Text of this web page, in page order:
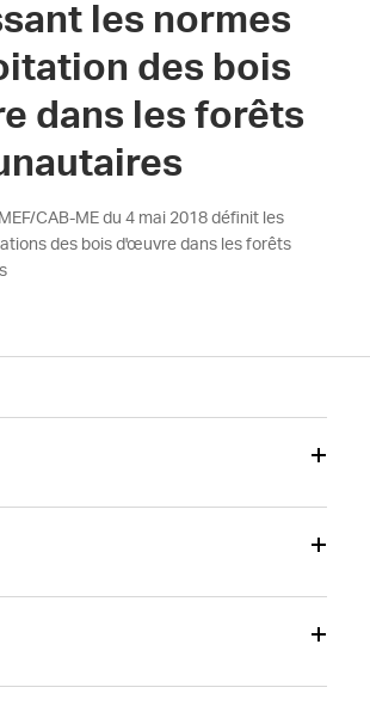
les normes
des bois
dans les forêts
CAB-ME du 4 mai 2018 définit les
des bois d'œuvre dans les forêts